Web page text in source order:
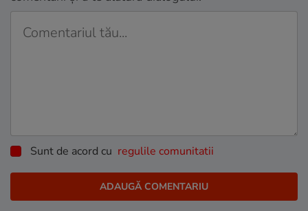
Sunt de acord cu regulile comunitatii